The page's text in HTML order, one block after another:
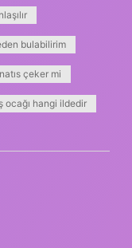
bulabilirim
çeker mi
ocağı hangi ildedir